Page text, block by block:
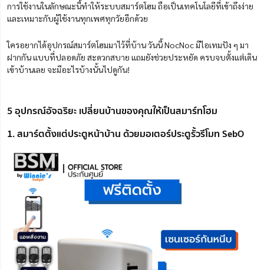
การใช้งานในลักษณะนี้ทำให้ระบบสมาร์ตโฮม ถือเป็นเทคโนโลยีที่เข้าถึงง่าย
และเหมาะกับผู้ใช้งานทุกเพศทุกวัยอีกด้วย
ใครอยากได้อุปกรณ์สมาร์ตโฮมมาไว้ที่บ้าน วันนี้ NocNoc มีไอเทมปัง ๆ มา
ฝากกัน แบบที่ปลอดภัย สะดวกสบาย แถมยังช่วยประหยัด ครบจบตั้งแต่เดิน
เข้าบ้านเลย จะมีอะไรบ้างนั้นไปดูกัน!
5 อุปกรณ์อัจฉริยะ เปลี่ยนบ้านของคุณให้เป็นสมาร์ทโฮม
1. สมาร์ตตั้งแต่ประตูหน้าบ้าน ด้วยมอเตอร์ประตูรั้วรีโมท SebO